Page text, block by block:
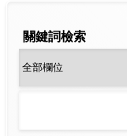
關鍵詞檢索